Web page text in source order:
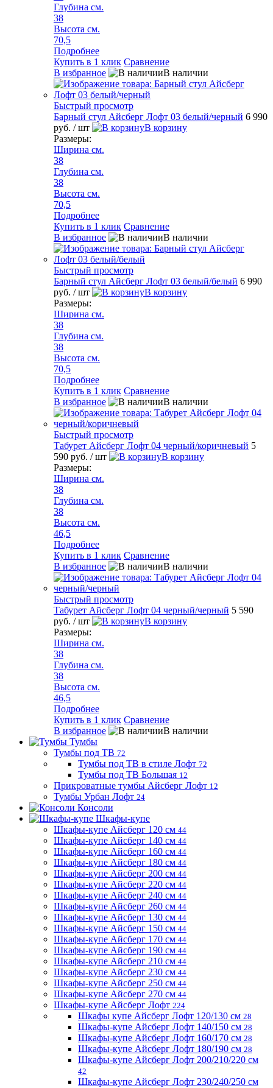
Глубина см.
38
Высота см.
70,5
Подробнее
Купить в 1 клик Сравнение
В избранное
В наличии
Быстрый просмотр
Барный стул Айсберг Лофт 03 белый/черный 6 990
руб. / шт
В корзину
Размеры:
Ширина см.
38
Глубина см.
38
Высота см.
70,5
Подробнее
Купить в 1 клик Сравнение
В избранное
В наличии
Быстрый просмотр
Барный стул Айсберг Лофт 03 белый/белый 6 990
руб. / шт
В корзину
Размеры:
Ширина см.
38
Глубина см.
38
Высота см.
70,5
Подробнее
Купить в 1 клик Сравнение
В избранное
В наличии
Быстрый просмотр
Табурет Айсберг Лофт 04 черный/коричневый 5
590 руб. / шт
В корзину
Размеры:
Ширина см.
38
Глубина см.
38
Высота см.
46,5
Подробнее
Купить в 1 клик Сравнение
В избранное
В наличии
Быстрый просмотр
Табурет Айсберг Лофт 04 черный/черный 5 590
руб. / шт
В корзину
Размеры:
Ширина см.
38
Глубина см.
38
Высота см.
46,5
Подробнее
Купить в 1 клик Сравнение
В избранное
В наличии
Тумбы
Тумбы под ТВ 72
Тумбы под ТВ в стиле Лофт 72
Тумбы под ТВ Большая 12
Прикроватные тумбы Айсберг Лофт 12
Тумбы Урбан Лофт 24
Консоли
Шкафы-купе
Шкафы-купе Айсберг 120 см 44
Шкафы-купе Айсберг 140 см 44
Шкафы-купе Айсберг 160 см 44
Шкафы-купе Айсберг 180 см 44
Шкафы-купе Айсберг 200 см 44
Шкафы-купе Айсберг 220 см 44
Шкафы-купе Айсберг 240 см 44
Шкафы-купе Айсберг 260 см 44
Шкафы-купе Айсберг 130 см 44
Шкафы-купе Айсберг 150 см 44
Шкафы-купе Айсберг 170 см 44
Шкафы-купе Айсберг 190 см 44
Шкафы-купе Айсберг 210 см 44
Шкафы-купе Айсберг 230 см 44
Шкафы-купе Айсберг 250 см 44
Шкафы-купе Айсберг 270 см 44
Шкафы-купе Айсберг Лофт 224
Шкафы купе Айсберг Лофт 120/130 см 28
Шкафы-купе Айсберг Лофт 140/150 см 28
Шкафы-купе Айсберг Лофт 160/170 см 28
Шкафы-купе Айсберг Лофт 180/190 см 28
Шкафы-купе Айсберг Лофт 200/210/220 см
42
Шкафы-купе Айсберг Лофт 230/240/250 см